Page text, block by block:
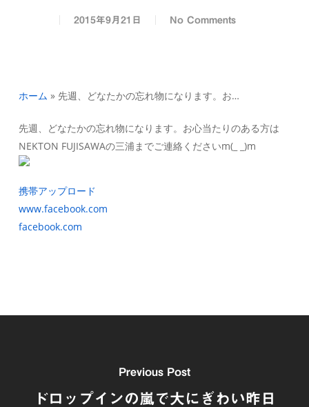
2015年9月21日 No Comments
ホーム » 先週、どなたかの忘れ物になります。お…
先週、どなたかの忘れ物になります。お心当たりのある方は
NEKTON FUJISAWAの三浦までご連絡くださいm(_ _)m
携帯アップロード
www.facebook.com
facebook.com
Previous Post
ドロップインの嵐で大にぎわい昨日